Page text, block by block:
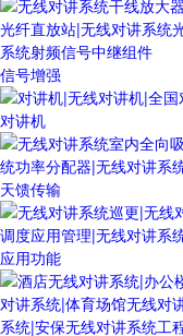
信号增强
对讲机
天馈传输
应用功能